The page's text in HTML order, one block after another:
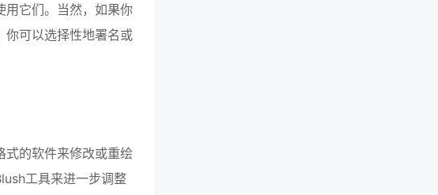
用它们。当然，如果你
可以选择性地署名或
式的软件来修改或重绘
工具来进一步调整